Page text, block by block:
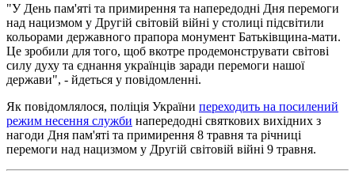
"У День пам'яті та примирення та напередодні Дня перемоги
над нацизмом у Другій світовій війні у столиці підсвітили
кольорами державного прапора монумент Батьківщина-мати.
Це зробили для того, щоб вкотре продемонструвати світові
силу духу та єднання українців заради перемоги нашої
держави", - йдеться у повідомленні.
Як повідомлялося, поліція України переходить на посилений
режим несення служби напередодні святкових вихідних з
нагоди Дня пам'яті та примирення 8 травня та річниці
перемоги над нацизмом у Другій світовій війні 9 травня.